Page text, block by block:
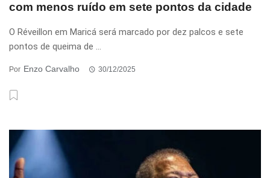
com menos ruído em sete pontos da cidade
O Réveillon em Maricá será marcado por dez palcos e sete
pontos de queima de ...
Por Enzo Carvalho 30/12/2025